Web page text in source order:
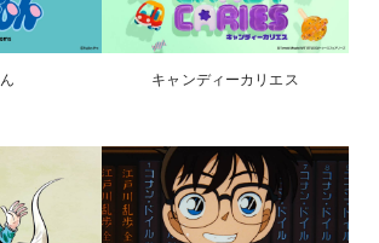
キャンディーカリエス